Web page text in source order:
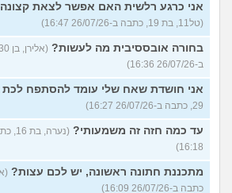
אני כרגע רלשית האם אפשר לצאת
(טל11, בת 19, כתבה ב-26/07/26 16:47)
בחורה אובססיבית מה לעשות?
ב-26/07/26 16:36)
אני חושדת שאח שלי עומד להסתפח לכת
29, כתבה ב-26/07/26 16:27)
עד כמה חזה זה משמעותי?
16:18)
מתכננת חתונה ראשונה, יש לכם עצות?
כתבה ב-26/07/26 16:09)